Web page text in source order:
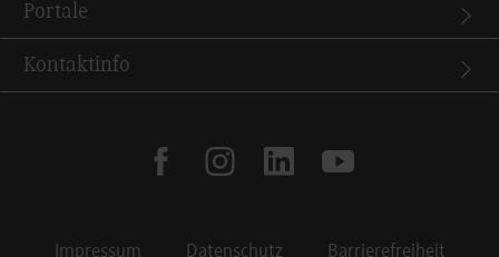
Portale
Kontaktinfo
facebookinstagramlinkedin youtube